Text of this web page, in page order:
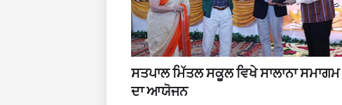
ਸਤਪਾਲ ਮਿੱਤਲ ਸਕੂਲ ਵਿਖੇ ਸਾਲਾਨਾ ਸਮਾਗਮ
ਦਾ ਆਯੋਜਨ